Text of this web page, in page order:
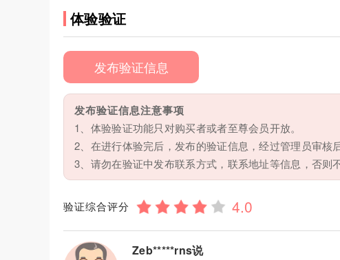
体验验证
发布验证信息
发布验证信息注意事项
1、体验验证功能只对购买者或者至尊会员开放。
2、在进行体验完后，发布的验证信息，经过管理员审核
3、请勿在验证中发布联系方式，联系地址等信息，否则
验证综合评分
Zeb*****rns说